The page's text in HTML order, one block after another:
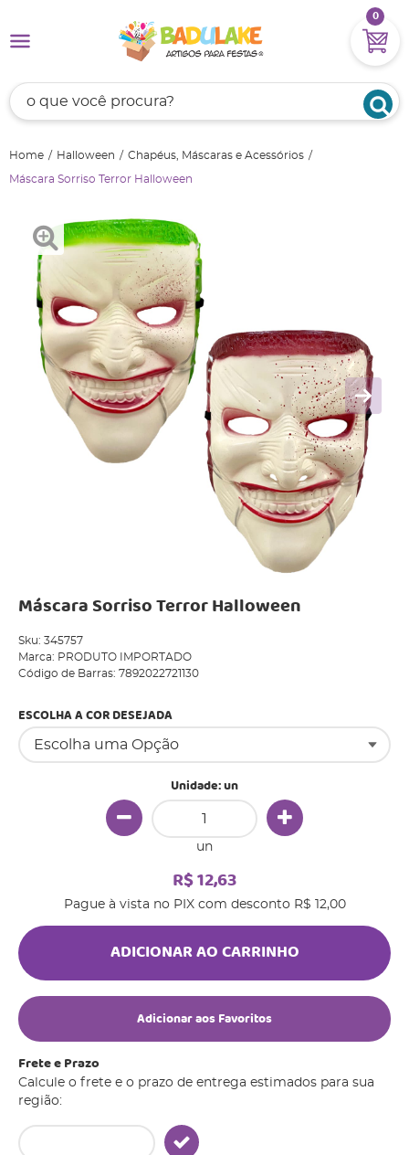
0
Home Halloween Chapéus, Máscaras e Acessórios
Máscara Sorriso Terror Halloween
Máscara Sorriso Terror Halloween
Sku: 345757
Marca: PRODUTO IMPORTADO
Código de Barras: 7892022721130
ESCOLHA A COR DESEJADA
Unidade: un
un
R$ 12,63
Pague à vista no PIX com desconto R$ 12,00
ADICIONAR AO CARRINHO
Adicionar aos Favoritos
Frete e Prazo
Calcule o frete e o prazo de entrega estimados para sua
região: